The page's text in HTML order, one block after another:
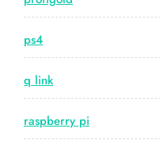
ps4
q link
raspberry pi